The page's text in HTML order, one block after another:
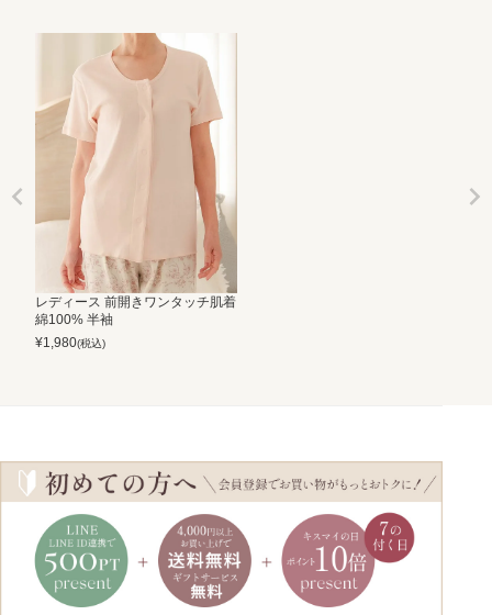
レディース 前開きワンタッチ肌着
綿100% 半袖
¥1,980(税込)